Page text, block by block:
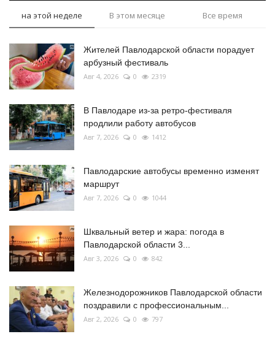
на этой неделе В этом месяце Все время
Жителей Павлодарской области порадует
арбузный фестиваль
Авг 4, 2026 0 2319
В Павлодаре из-за ретро-фестиваля
продлили работу автобусов
Авг 7, 2026 0 1412
Павлодарские автобусы временно изменят
маршрут
Авг 7, 2026 0 1044
Шквальный ветер и жара: погода в
Павлодарской области 3...
Авг 3, 2026 0 842
Железнодорожников Павлодарской области
поздравили с профессиональным...
Авг 2, 2026 0 797